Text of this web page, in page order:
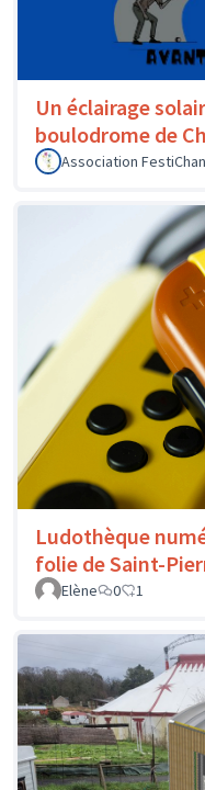
Un éclairage
boulodrome de
Association
Ludothèque
folie de Saint-
Elène
0 1